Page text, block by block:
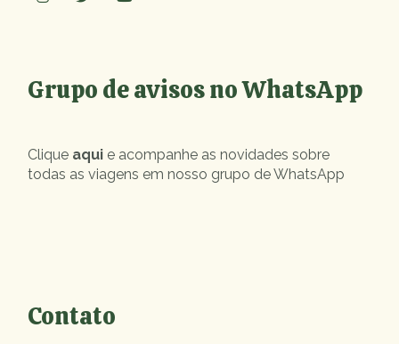
Grupo de avisos no WhatsApp
Clique aqui e acompanhe as novidades sobre
todas as viagens em nosso grupo de WhatsApp
Contato